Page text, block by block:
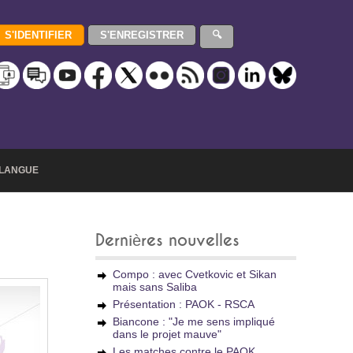
Dernières nouvelles
Compo : avec Cvetkovic et Sikan
mais sans Saliba
Présentation : PAOK - RSCA
Biancone : "Je me sens impliqué
dans le projet mauve"